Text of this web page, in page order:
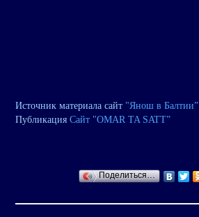
Источник материала сайт "Янош в Балтии”
Публикация Сайт "OMAR TA SATT”
Поделиться…